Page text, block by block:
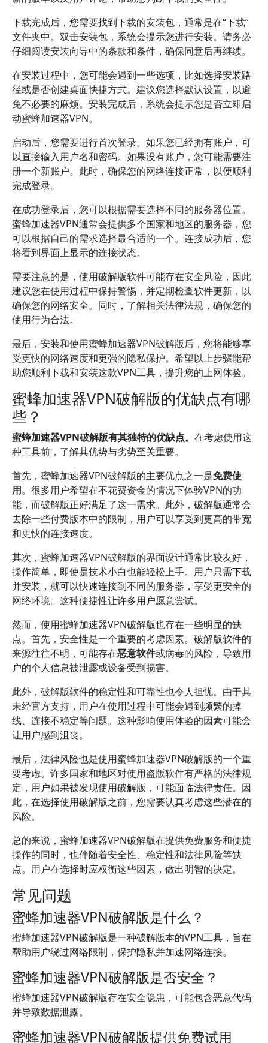
下载完成后，您需要找到下载的安装包，通常是在“下载”
文件夹中。双击安装包，系统会提示您进行安装。请务必
仔细阅读安装向导中的条款和条件，确保同意后再继续。
在安装过程中，您可能会遇到一些选项，比如选择安装路
径或是否创建桌面快捷方式。建议您选择默认设置，以避
免不必要的麻烦。安装完成后，系统会提示您是否立即启
动蜜蜂加速器VPN。
启动后，您需要进行首次登录。如果您已经拥有账户，可
以直接输入用户名和密码。如果没有账户，您可能需要注
册一个新账户。此时，确保您的网络连接正常，以便顺利
完成登录。
在成功登录后，您可以根据需要选择不同的服务器位置。
蜜蜂加速器VPN通常会提供多个国家和地区的服务器，您
可以根据自己的需求选择最合适的一个。连接成功后，您
将看到界面上显示的连接状态。
需要注意的是，使用破解版软件可能存在安全风险，因此
建议您在使用过程中保持警惕，并定期检查软件更新，以
确保您的网络安全。同时，了解相关法律法规，确保您的
使用行为合法。
最后，安装和使用蜜蜂加速器VPN破解版后，您将能够享
受更快的网络速度和更强的隐私保护。希望以上步骤能帮
助您顺利下载和安装这款VPN工具，提升您的上网体验。
蜜蜂加速器VPN破解版的优缺点有哪
些？
蜜蜂加速器VPN破解版有其独特的优缺点。 在考虑使用这
种工具前，了解其优势与劣势至关重要。
首先，蜜蜂加速器VPN破解版的主要优点之一是免费使
用。很多用户希望在不花费资金的情况下体验VPN的功
能，而破解版正好满足了这一需求。此外，破解版通常会
去除一些付费版本中的限制，用户可以享受到更高的带宽
和更快的连接速度。
其次，蜜蜂加速器VPN破解版的界面设计通常比较友好，
操作简单，即使是技术小白也能轻松上手。用户只需下载
并安装，就可以快速连接到不同的服务器，享受更安全的
网络环境。这种便捷性让许多用户愿意尝试。
然而，使用蜜蜂加速器VPN破解版也存在一些明显的缺
点。首先，安全性是一个重要的考虑因素。破解版软件的
来源往往不明，可能存在恶意软件或病毒的风险，导致用
户的个人信息被泄露或设备受到损害。
此外，破解版软件的稳定性和可靠性也令人担忧。由于其
未经官方支持，用户在使用过程中可能会遇到频繁的掉
线、连接不稳定等问题。这种影响使用体验的因素可能会
让用户感到沮丧。
最后，法律风险也是使用蜜蜂加速器VPN破解版的一个重
要考虑。许多国家和地区对使用盗版软件有严格的法律规
定，用户如果被发现使用破解版，可能面临法律责任。因
此，在选择使用破解版之前，您需要认真考虑这些潜在的
风险。
总的来说，蜜蜂加速器VPN破解版在提供免费服务和便捷
操作的同时，也伴随着安全性、稳定性和法律风险等缺
点。用户在选择时应权衡这些因素，做出明智的决定。
常见问题
蜜蜂加速器VPN破解版是什么？
蜜蜂加速器VPN破解版是一种破解版本的VPN工具，旨在
帮助用户绕过网络限制，保护隐私并加速网络连接。
蜜蜂加速器VPN破解版是否安全？
蜜蜂加速器VPN破解版存在安全隐患，可能包含恶意代码
并导致数据泄露。
蜜蜂加速器VPN破解版提供免费试用